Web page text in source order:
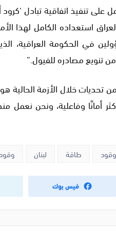
على تنفيذ اتفاقية تبادل
استعداده الكامل لهذا
في الحكومة العراقية،
تنويع مصادره للفيول.”
خلال الأزمة الحالية
أمانًا وفاعلية، ونحن
طاقة لبنان وقود
فيس بوك